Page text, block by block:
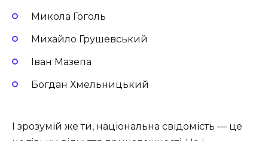
Микола Гоголь
Михайло Грушевський
Іван Мазепа
Богдан Хмельницький
І зрозумій же ти, національна свідомість — це